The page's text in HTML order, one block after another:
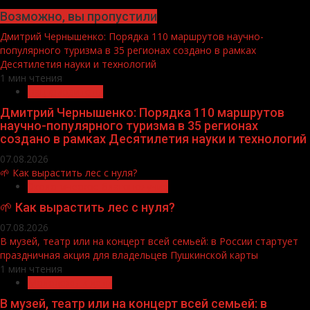
Возможно, вы пропустили
Дмитрий Чернышенко: Порядка 110 маршрутов научно-
популярного туризма в 35 регионах создано в рамках
Десятилетия науки и технологий
1 мин чтения
Дмитрий Чернышенко: Порядка 110 маршрутов
научно-популярного туризма в 35 регионах
создано в рамках Десятилетия науки и технологий
07.08.2026
🌱 Как вырастить лес с нуля?
🌱 Как вырастить лес с нуля?
07.08.2026
В музей, театр или на концерт всей семьей: в России стартует
праздничная акция для владельцев Пушкинской карты
1 мин чтения
В музей, театр или на концерт всей семьей: в